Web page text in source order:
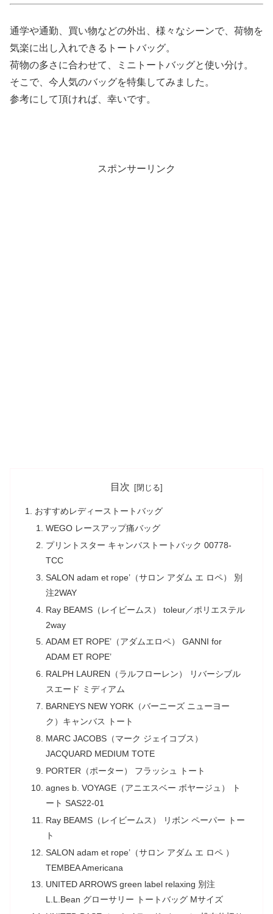
通学や通勤、買い物などの外出、様々なシーンで、荷物を
気楽に出し入れできるトートバッグ。
荷物の多さに合わせて、ミニトートバッグと使い分け。
そこで、今人気のバッグを特集してみました。
参考にして頂ければ、幸いです。
スポンサーリンク
目次
おすすめレディーストートバッグ
WEGO レースアップ痛バッグ
プリントスター キャンバストートバック 00778-
TCC
SALON adam et rope’（サロン アダム エ ロペ） 別
注2WAY
Ray BEAMS（レイビームス） toleur／ポリエステル
2way
ADAM ET ROPE’（アダムエロペ） GANNI for
ADAM ET ROPE’
RALPH LAUREN（ラルフローレン） リバーシブル
スエード ミディアム
BARNEYS NEW YORK（バーニーズ ニューヨー
ク）キャンバス トート
MARC JACOBS（マーク ジェイコブス）
JACQUARD MEDIUM TOTE
PORTER（ポーター） フラッシュ トート
agnes b. VOYAGE（アニエスベー ボヤージュ） ト
ート SAS22-01
Ray BEAMS（レイビームス） リボン ペーパー トー
ト
SALON adam et rope’（サロン アダム エ ロペ ）
TEMBEA Americana
UNITED ARROWS green label relaxing 別注
L.L.Bean グローサリー トートバッグ Mサイズ